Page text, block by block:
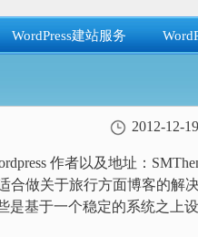
WordPress建站服务
2012-12-19
作者以及地址：
合做关于旅行方面博客的解
是基于一个稳定的系统之上